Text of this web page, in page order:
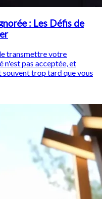
: Les Défis de
transmettre votre
pas acceptée, et
trop tard que vous